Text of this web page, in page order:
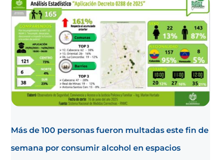
Más de 100 personas fueron multadas este fin de
semana por consumir alcohol en espacios